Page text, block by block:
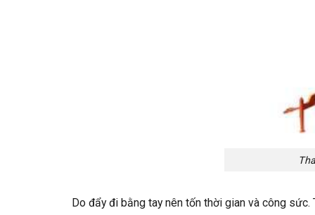
Do đẩy đi bằng tay nên tốn thời gian và công sức.